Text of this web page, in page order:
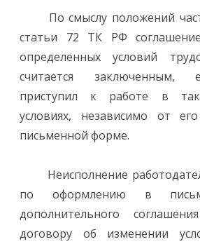
По смыслу положений
статьи 72 ТК РФ
определенных условий
считается заключенным,
приступил к работе в
условиях, независимо от
письменной форме.
Неисполнение
по оформлению в
дополнительного
договору об изменении